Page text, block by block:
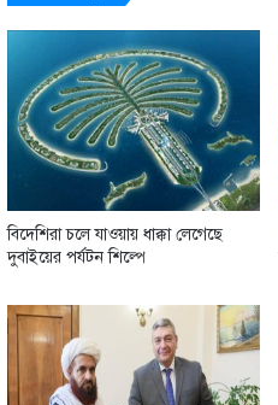
বিদেশিরা চলে যাওয়ায় ধাক্কা লেগেছে
দুবাইয়ের পর্যটন শিল্পে